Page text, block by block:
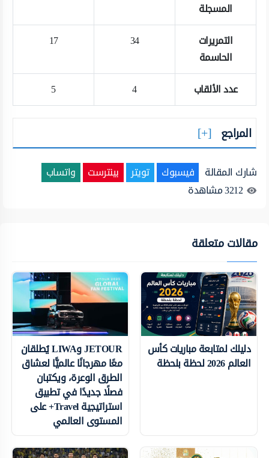
المسجلة
التمريرات
الحاسمة
34
17
عدد الألقاب 4
5
المراجع
شارك المقالة فيسبوك تويتر بينترست
واتساب
3212مشاهدة
مقالات متعلقة
دليلك لمتابعة مباريات كأس
العالم 2026 لحظة بلحظة
JETOUR وLIWA يُطلقان
معًا مهرجانًا عالميًّا لعشاق
الطرق الوعرة، ويكتبان
فصلًا جديدًا في تطبيق
استراتيجية Travel+ على
المستوى العالمي